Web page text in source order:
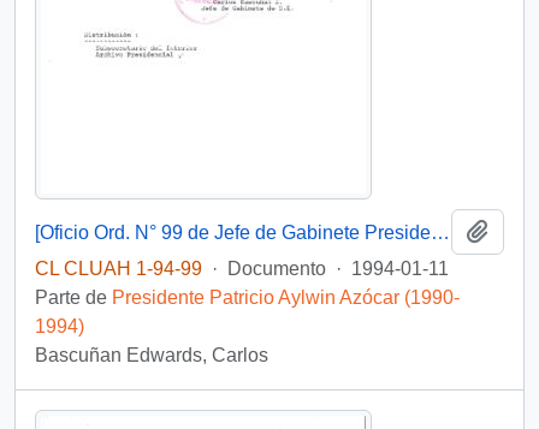
[Oficio Ord. N° 99 de Jefe de Gabinete Presidencial, remite copia de carta]
CL CLUAH 1-94-99 · Documento · 1994-01-11
Parte de Presidente Patricio Aylwin Azócar (1990-
1994)
Bascuñan Edwards, Carlos